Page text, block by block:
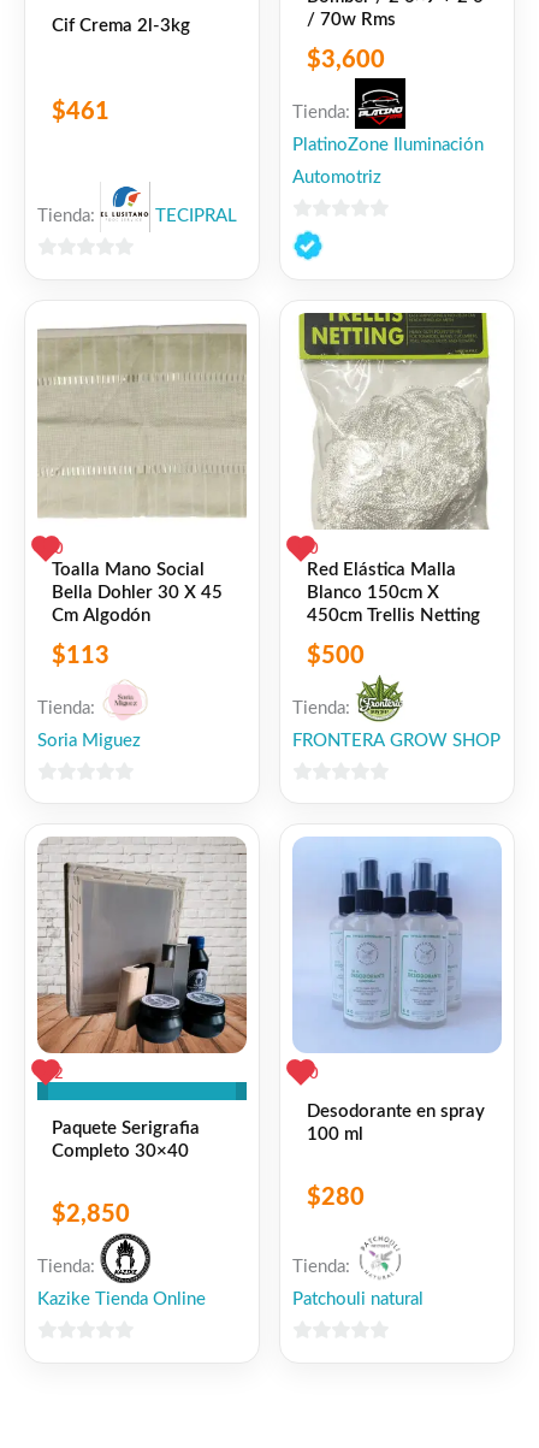
Cif Crema 2l-3kg
$461
Tienda: TECIPRAL
5
/ 70w Rms
$3,600
Tienda:
PlatinoZone Iluminación
Automotriz
0
de
0
Toalla Mano Social
Bella Dohler 30 X 45
Cm Algodón
$113
Tienda:
Soria Miguez
5
0
Red Elástica Malla
Blanco 150cm X
450cm Trellis Netting
$500
Tienda:
FRONTERA GROW SHOP
5
2
Paquete Serigrafia
Completo 30×40
$2,850
Tienda:
Kazike Tienda Online
0
Desodorante en spray
100 ml
$280
Tienda:
Patchouli natural